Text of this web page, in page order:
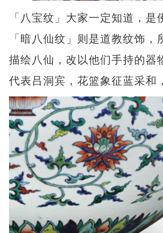
「八宝纹」大家一定知道，是
「暗八仙纹」则是道教纹饰
描绘八仙，改以他们手持的器
代表吕洞宾，花篮象征蓝采和